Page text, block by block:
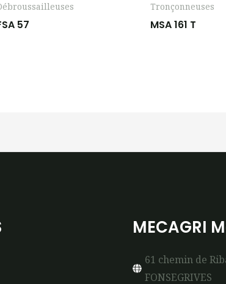
57
Tronçonneuses
MSA 161 T
MECAGRI
61 chemin de
FONSEGRIVES